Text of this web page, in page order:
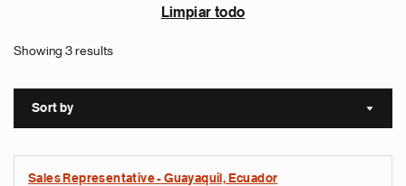
Limpiar todo
Showing 3 results
Sort by Sort
Sales Representative - Guayaquil, Ecuador